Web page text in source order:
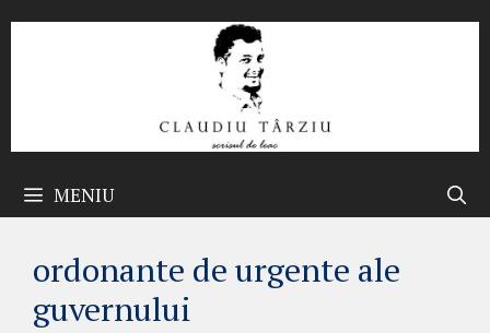
MENIU
ordonante de urgente ale
guvernului